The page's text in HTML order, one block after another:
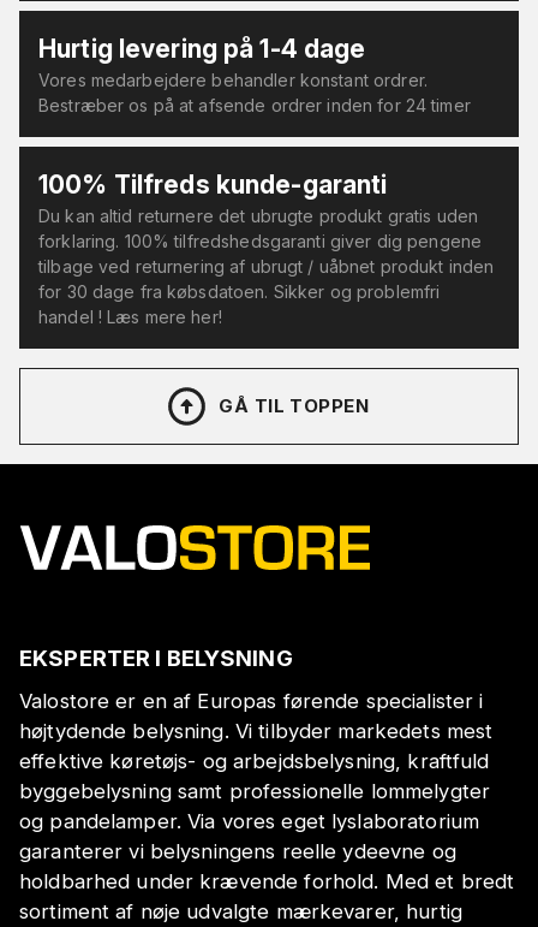
Hurtig levering på 1-4 dage
Vores medarbejdere behandler konstant ordrer.
Bestræber os på at afsende ordrer inden for 24 timer
100% Tilfreds kunde-garanti
Du kan altid returnere det ubrugte produkt gratis uden
forklaring. 100% tilfredshedsgaranti giver dig pengene
tilbage ved returnering af ubrugt / uåbnet produkt inden
for 30 dage fra købsdatoen. Sikker og problemfri
handel ! Læs mere her!
GÅ TIL TOPPEN
EKSPERTER I BELYSNING
Valostore er en af Europas førende specialister i
højtydende belysning. Vi tilbyder markedets mest
effektive køretøjs- og arbejdsbelysning, kraftfuld
byggebelysning samt professionelle lommelygter
og pandelamper. Via vores eget lyslaboratorium
garanterer vi belysningens reelle ydeevne og
holdbarhed under krævende forhold. Med et bredt
sortiment af nøje udvalgte mærkevarer, hurtig